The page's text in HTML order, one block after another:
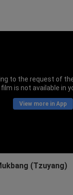
to the request of
is not available in
View more in App
(Tzuyang)
language